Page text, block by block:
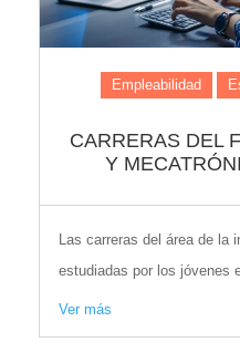
Empleabilidad
CARRERAS DEL
Y
Las carreras del área de la
estudiadas por los jóvenes
Ver más